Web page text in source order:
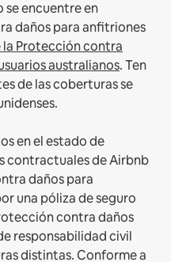
encuentre en
daños para anfitriones
la Protección contra
australianos. Ten
de las coberturas se
en el estado de
contractuales de Airbnb
daños para
una póliza de seguro
contra daños
responsabilidad civil
distintas. Conforme a